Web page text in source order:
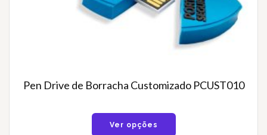
Pen Drive de Borracha Customizado PCUST010
Ver opções